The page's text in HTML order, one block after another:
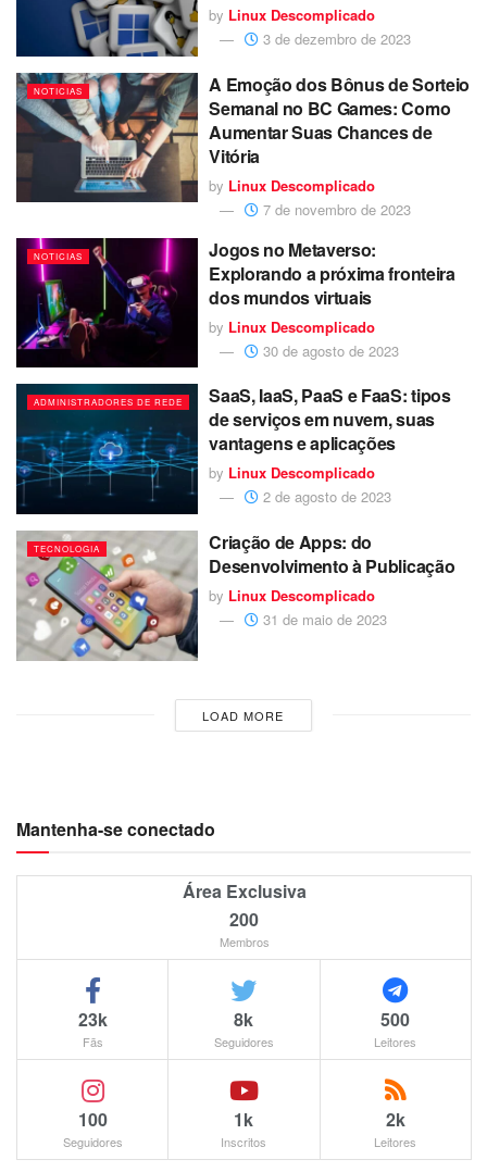
by Linux Descomplicado
3 de dezembro de 2023
NOTICIAS
A Emoção dos Bônus de Sorteio
Semanal no BC Games: Como
Aumentar Suas Chances de
Vitória
by Linux Descomplicado
7 de novembro de 2023
NOTICIAS
Jogos no Metaverso:
Explorando a próxima fronteira
dos mundos virtuais
by Linux Descomplicado
30 de agosto de 2023
ADMINISTRADORES DE REDE
SaaS, IaaS, PaaS e FaaS: tipos
de serviços em nuvem, suas
vantagens e aplicações
by Linux Descomplicado
2 de agosto de 2023
TECNOLOGIA
Criação de Apps: do
Desenvolvimento à Publicação
by Linux Descomplicado
31 de maio de 2023
LOAD MORE
Mantenha-se conectado
Área Exclusiva
200
Membros
23k
Fãs
8k
Seguidores
500
Leitores
100
Seguidores
1k
Inscritos
2k
Leitores